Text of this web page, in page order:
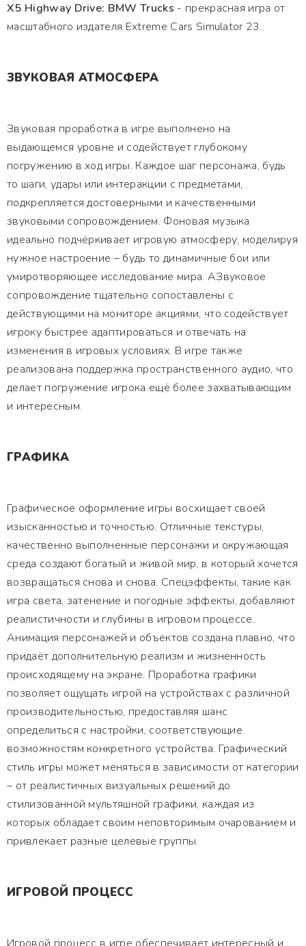
X5 Highway Drive: BMW Trucks - прекрасная игра от
масштабного издателя Extreme Cars Simulator 23.
ЗВУКОВАЯ АТМОСФЕРА
Звуковая проработка в игре выполнено на
выдающемся уровне и содействует глубокому
погружению в ход игры. Каждое шаг персонажа, будь
то шаги, удары или интеракции с предметами,
подкрепляется достоверными и качественными
звуковыми сопровождением. Фоновая музыка
идеально подчёркивает игровую атмосферу, моделируя
нужное настроение – будь то динамичные бои или
умиротворяющее исследование мира. АЗвуковое
сопровождение тщательно сопоставлены с
действующими на мониторе акциями, что содействует
игроку быстрее адаптироваться и отвечать на
изменения в игровых условиях. В игре также
реализована поддержка пространственного аудио, что
делает погружение игрока ещё более захватывающим
и интересным.
ГРАФИКА
Графическое оформление игры восхищает своей
изысканностью и точностью. Отличные текстуры,
качественно выполненные персонажи и окружающая
среда создают богатый и живой мир, в который хочется
возвращаться снова и снова. Спецэффекты, такие как
игра света, затенение и погодные эффекты, добавляют
реалистичности и глубины в игровом процессе.
Анимация персонажей и объектов создана плавно, что
придаёт дополнительную реализм и жизненность
происходящему на экране. Проработка графики
позволяет ощущать игрой на устройствах с различной
производительностью, предоставляя шанс
определиться с настройки, соответствующие
возможностям конкретного устройства. Графический
стиль игры может меняться в зависимости от категории
– от реалистичных визуальных решений до
стилизованной мультяшной графики, каждая из
которых обладает своим неповторимым очарованием и
привлекает разные целевые группы.
ИГРОВОЙ ПРОЦЕСС